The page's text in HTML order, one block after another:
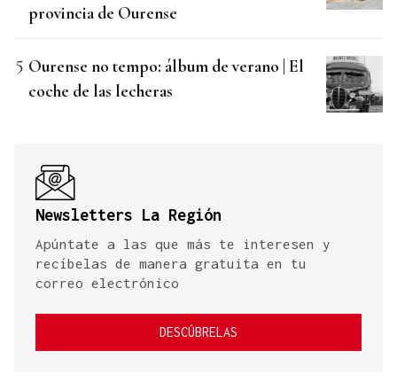
provincia de Ourense
Ourense no tempo: álbum de verano | El
coche de las lecheras
Newsletters La Región
Apúntate a las que más te interesen y
recíbelas de manera gratuita en tu
correo electrónico
DESCÚBRELAS